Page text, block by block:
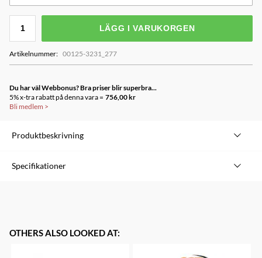
LÄGG I VARUKORGEN
Artikelnummer: 00125-3231_277
Du har väl Webbonus? Bra priser blir superbra...
5% x-tra rabatt på denna vara = 756,00 kr
Bli medlem >
Produktbeskrivning
Gummi­blandning - Kombon GRIPTON T7/T9 för bästa fart och
Specifikationer
Färg
OTHERS ALSO LOOKED AT: